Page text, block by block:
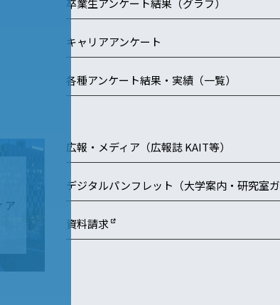
卒業生アンケート結果（グラフ）
キャリアアンケート
各種アンケート結果・実績（一覧）
ア
広報・メディア（広報誌 KAIT等）
デジタルパンフレット（大学案内・研究室ガ
資料請求